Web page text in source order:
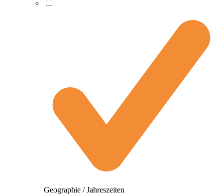
Geographie / Jahreszeiten